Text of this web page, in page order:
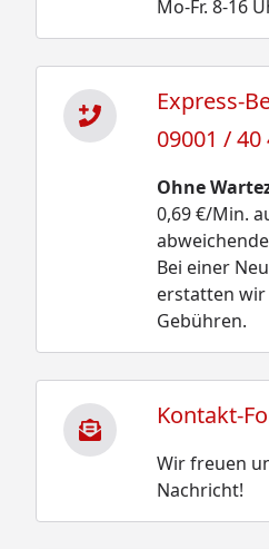
Mo-Fr. 8-16
Express-
09001 / 40
Ohne
0,69 €/Min.
Bei einer
erstatten wir
Gebühren.
Kontakt-
Wir freuen
Nachricht!